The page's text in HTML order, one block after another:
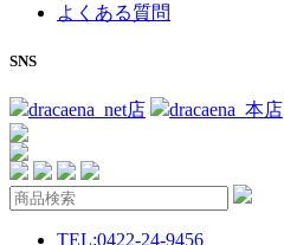
よくある質問
SNS
dracaena_net店 dracaena_本店
TEL:0422-24-9456